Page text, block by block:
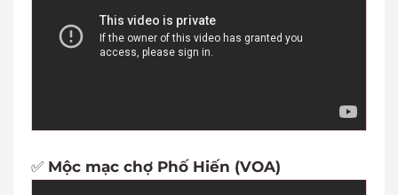
✅ Mộc mạc chợ Phố Hiến (VOA)